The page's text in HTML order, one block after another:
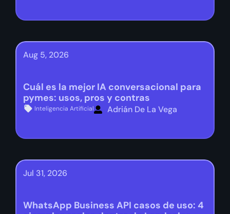
Aug 5, 2026
Cuál es la mejor IA conversacional para
pymes: usos, pros y contras
Inteligencia Artificial Adrián De La Vega
Jul 31, 2026
WhatsApp Business API casos de uso: 4